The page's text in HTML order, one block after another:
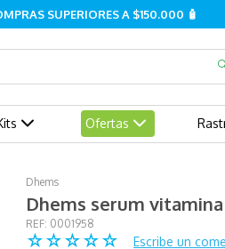
SUPERIORES A $150.000 🧴
Ofertas
Dhems
Dhems serum
: 0001958
☆☆☆☆☆
Escribe un